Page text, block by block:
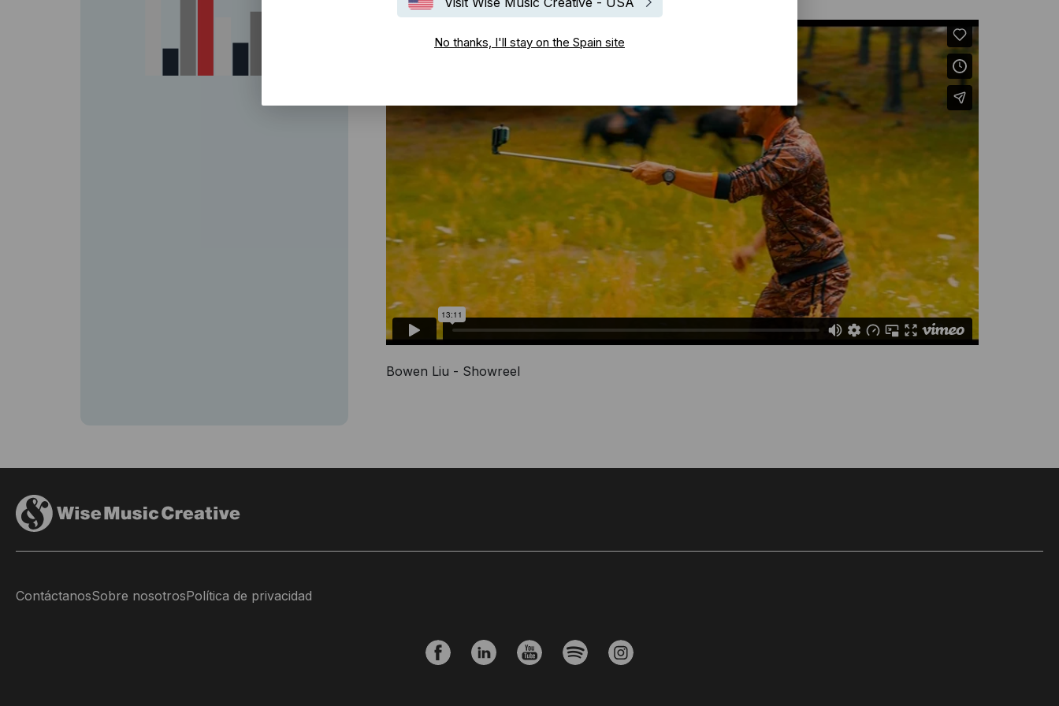
No thanks, I'll stay on the Spain site
Bowen Liu - Showreel
Bowen Liu es un músico, productor, compositor, orquestador y arreglista afincado en Berlín, cuyo
trabajo abarca diferentes estilos y formas de música, con especial énfasis en la música
instrumental y la partitura cinematográfica. Nacido en China, empezó a estudiar piano a los seis
años. Sus primeros años los pasó en Moscú (Rusia), donde asistió a la Escuela Central de Música
de Tchaikowsky. Ganador de varios concursos internacionales de piano y composición, en los
últimos años ha trabajado en proyectos de cine, televisión y publicidad, como el largometraje
alemán Bibi & Tina y la campaña mundial del Jaguar XJ.
ContáctanosSobre nosotrosPolítica de privacidad